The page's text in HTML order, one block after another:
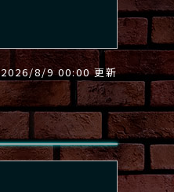
2026/8/9 00:00 更新